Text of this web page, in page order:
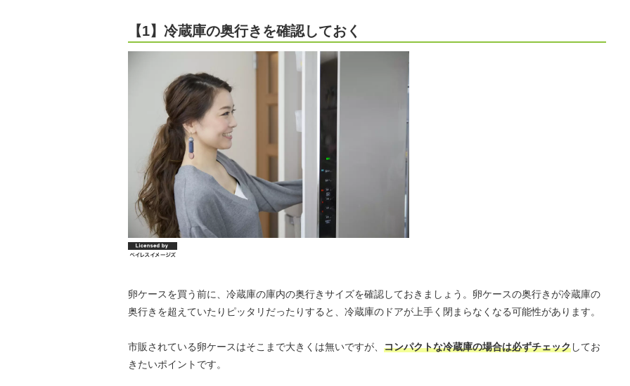
【1】冷蔵庫の奥行きを確認しておく
卵ケースを買う前に、冷蔵庫の庫内の奥行きサイズを確認しておきましょう。卵ケースの奥行きが冷蔵庫の
奥行きを超えていたりピッタリだったりすると、冷蔵庫のドアが上手く閉まらなくなる可能性があります。
市販されている卵ケースはそこまで大きくは無いですが、 コンパクトな冷蔵庫の場合は必ずチェックしてお
きたいポイントです。